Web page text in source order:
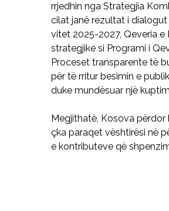
rrjedhin nga Strategjia
cilat janë rezultat i dialogut
vitet 2025-2027, Qeveria
strategjike si Programi i
Proceset transparente të
për të rritur besimin e
duke mundësuar një
Megjithatë, Kosova
çka paraqet vështirësi në
e kontributeve që